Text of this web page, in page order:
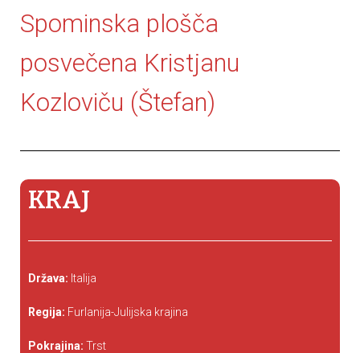
Spominska plošča
posvečena Kristjanu
Kozloviču (Štefan)
KRAJ
Država: Italija
Regija: Furlanija-Julijska krajina
Pokrajina: Trst